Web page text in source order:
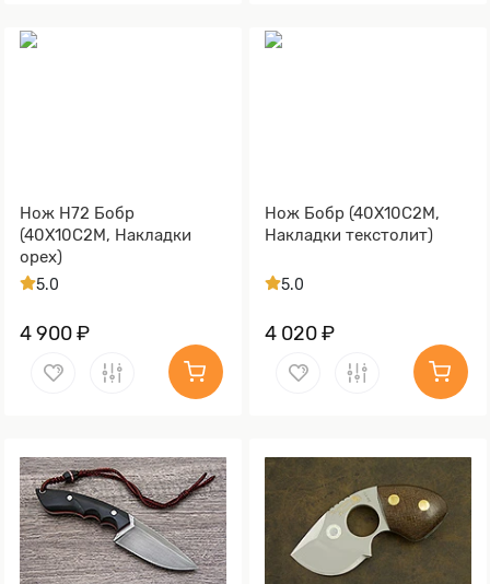
Нож Н72 Бобр
(40Х10С2М, Накладки
орех)
5.0
4 900 ₽
Нож Бобр (40Х10С2М,
Накладки текстолит)
5.0
4 020 ₽